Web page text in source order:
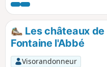
Les châteaux
Fontaine l'Abbé
Visorandonneur